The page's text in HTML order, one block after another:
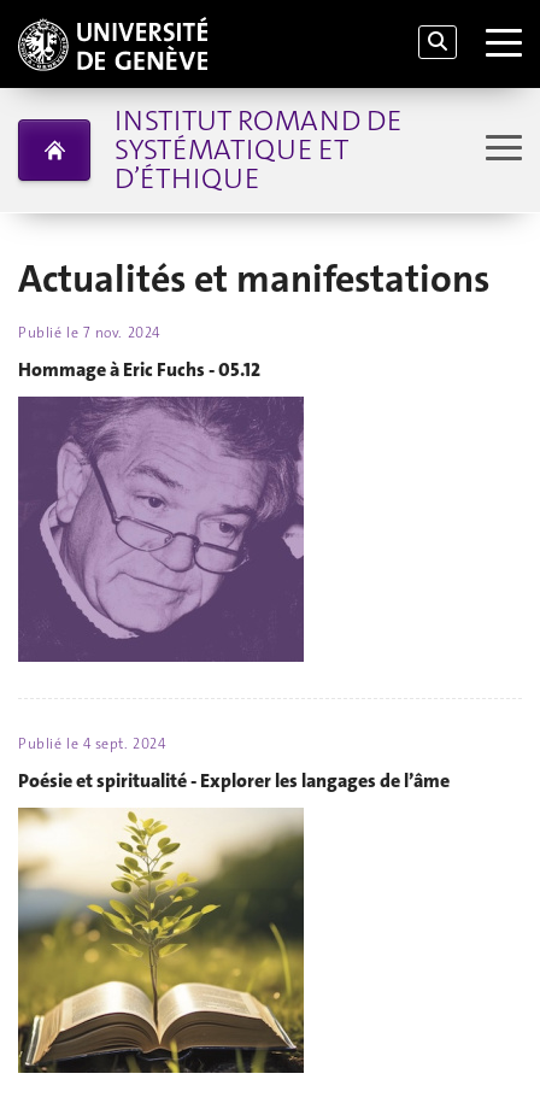
INSTITUT ROMAND DE
SYSTÉMATIQUE ET
D’ÉTHIQUE
Actualités et manifestations
Publié le 7 nov. 2024
Hommage à Eric Fuchs - 05.12
Publié le 4 sept. 2024
Poésie et spiritualité - Explorer les langages de l’âme